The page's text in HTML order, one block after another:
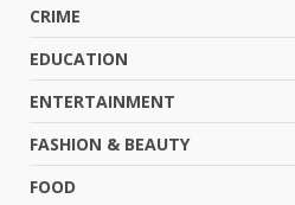
CRIME
EDUCATION
ENTERTAINMENT
FASHION & BEAUTY
FOOD